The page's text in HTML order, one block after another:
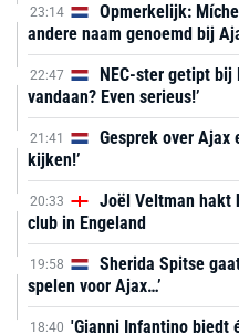
23:14
Opmerkelijk:
andere naam genoemd bij
22:47
NEC-ster getipt bij
vandaan? Even serieus!’
21:41
Gesprek over Ajax
kijken!’
20:33
Joël Veltman hakt
club in Engeland
19:58
Sherida Spitse
spelen voor Ajax…’
18:40 'Gianni Infantino biedt